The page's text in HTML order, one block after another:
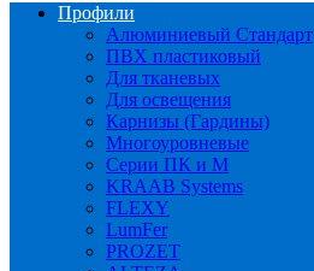
Профили
Алюминиевый Стандарт
ПВХ пластиковый
Для тканевых
Для освещения
Карнизы (Гардины)
Многоуровневые
Серии ПК и М
KRAAB Systems
FLEXY
LumFer
PROZET